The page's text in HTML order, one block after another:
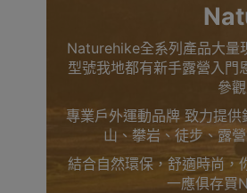
Naturehike全系列產品大量
型號我地都有新手露營入門
參
專業戶外運動品牌 致力提
山、攀岩、徒步、露
結合自然環保，舒適時尚，
一應俱存買